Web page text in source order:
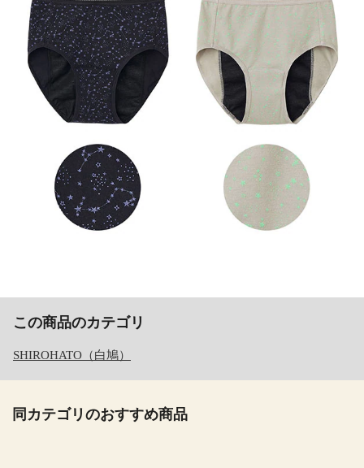
この商品のカテゴリ
SHIROHATO（白鳩）
同カテゴリのおすすめ商品